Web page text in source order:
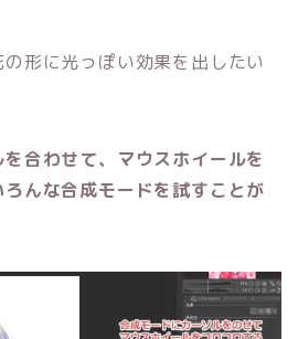
形に光っぽい効果を出したい
合わせて、マウスホイールを
んな合成モードを試すことが